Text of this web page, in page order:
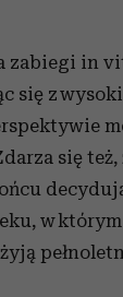
zabiegi in
się z
się też,
w